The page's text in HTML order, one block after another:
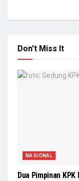
Don't Miss It
NASIONAL
Dua Pimpinan